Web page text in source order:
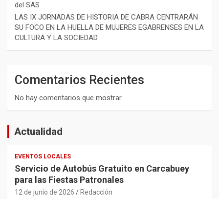
del SAS
LAS IX JORNADAS DE HISTORIA DE CABRA CENTRARÁN
SU FOCO EN LA HUELLA DE MUJERES EGABRENSES EN LA
CULTURA Y LA SOCIEDAD
Comentarios Recientes
No hay comentarios que mostrar.
Actualidad
EVENTOS LOCALES
Servicio de Autobús Gratuito en Carcabuey
para las Fiestas Patronales
12 de junio de 2026 Redacción